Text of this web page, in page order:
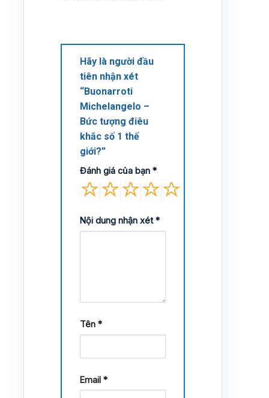
Hãy là người đầu
tiên nhận xét
“Buonarroti
Michelangelo –
Bức tượng điêu
khắc số 1 thế
giới?”
Đánh giá của bạn *
Nội dung nhận xét*
Tên *
Email *